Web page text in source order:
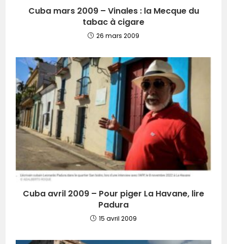
Cuba mars 2009 – Vinales : la Mecque du
tabac à cigare
26 mars 2009
Cuba avril 2009 – Pour piger La Havane, lire
Padura
15 avril 2009